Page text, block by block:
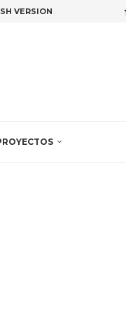
VERSION